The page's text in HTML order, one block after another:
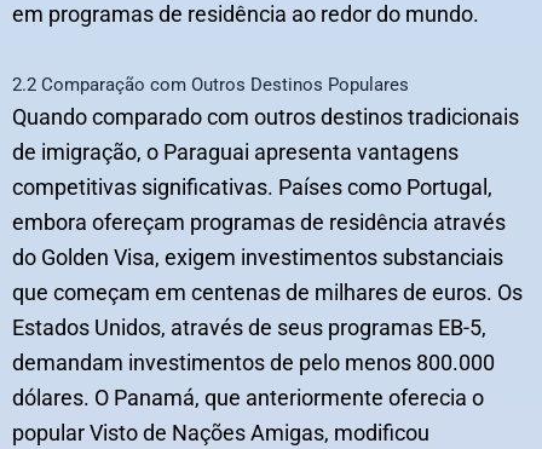
em programas de residência ao redor do mundo.
2.2 Comparação com Outros Destinos Populares
Quando comparado com outros destinos tradicionais
de imigração, o Paraguai apresenta vantagens
competitivas significativas. Países como Portugal,
embora ofereçam programas de residência através
do Golden Visa, exigem investimentos substanciais
que começam em centenas de milhares de euros. Os
Estados Unidos, através de seus programas EB-5,
demandam investimentos de pelo menos 800.000
dólares. O Panamá, que anteriormente oferecia o
popular Visto de Nações Amigas, modificou